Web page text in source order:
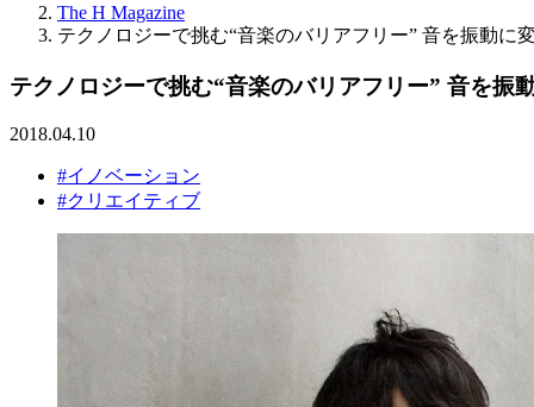
The H Magazine
テクノロジーで挑む“音楽のバリアフリー” 音を振動に
テクノロジーで挑む“音楽のバリアフリー” 音を振
2018.04.10
#イノベーション
#クリエイティブ